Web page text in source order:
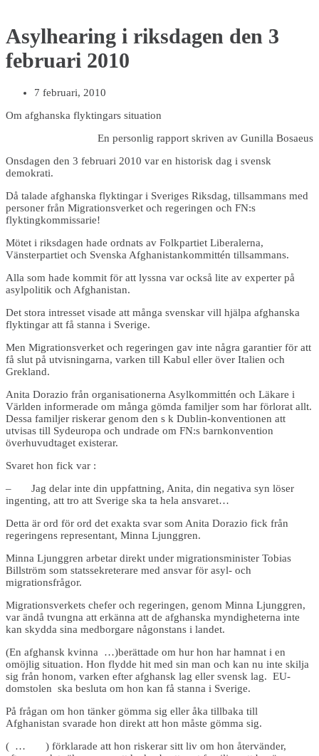
Asylhearing i riksdagen den 3
februari 2010
7 februari, 2010
Om afghanska flyktingars situation
En personlig rapport skriven av Gunilla Bosaeus
Onsdagen den 3 februari 2010 var en historisk dag i svensk
demokrati.
Då talade afghanska flyktingar i Sveriges Riksdag, tillsammans med
personer från Migrationsverket och regeringen och FN:s
flyktingkommissarie!
Mötet i riksdagen hade ordnats av Folkpartiet Liberalerna,
Vänsterpartiet och Svenska Afghanistankommittén tillsammans.
Alla som hade kommit för att lyssna var också lite av experter på
asylpolitik och Afghanistan.
Det stora intresset visade att många svenskar vill hjälpa afghanska
flyktingar att få stanna i Sverige.
Men Migrationsverket och regeringen gav inte några garantier för att
få slut på utvisningarna, varken till Kabul eller över Italien och
Grekland.
Anita Dorazio från organisationerna Asylkommittén och Läkare i
Världen informerade om många gömda familjer som har förlorat allt.
Dessa familjer riskerar genom den s k Dublin-konventionen att
utvisas till Sydeuropa och undrade om FN:s barnkonvention
överhuvudtaget existerar.
Svaret hon fick var :
– Jag delar inte din uppfattning, Anita, din negativa syn löser
ingenting, att tro att Sverige ska ta hela ansvaret…
Detta är ord för ord det exakta svar som Anita Dorazio fick från
regeringens representant, Minna Ljunggren.
Minna Ljunggren arbetar direkt under migrationsminister Tobias
Billström som statssekreterare med ansvar för asyl- och
migrationsfrågor.
Migrationsverkets chefer och regeringen, genom Minna Ljunggren,
var ändå tvungna att erkänna att de afghanska myndigheterna inte
kan skydda sina medborgare någonstans i landet.
(En afghansk kvinna …)berättade om hur hon har hamnat i en
omöjlig situation. Hon flydde hit med sin man och kan nu inte skilja
sig från honom, varken efter afghansk lag eller svensk lag. EU-
domstolen ska besluta om hon kan få stanna i Sverige.
På frågan om hon tänker gömma sig eller åka tillbaka till
Afghanistan svarade hon direkt att hon måste gömma sig.
( … ) förklarade att hon riskerar sitt liv om hon återvänder,